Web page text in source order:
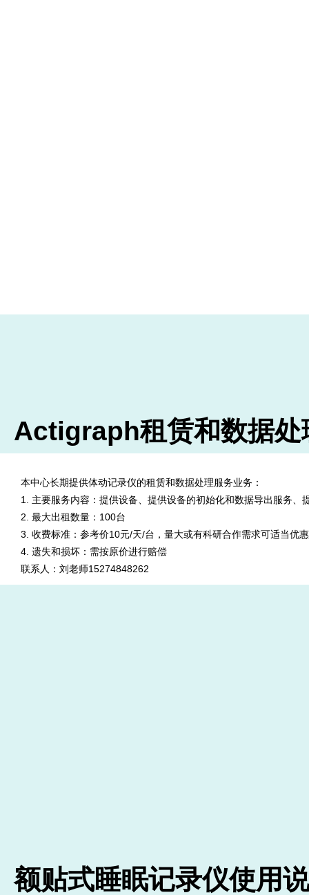
Actigraph租赁和数据处
本中心长期提供体动记录仪的租赁和数据处理服务业务：
1. 主要服务内容：提供设备、提供设备的初始化和数据导出服务、
2. 最大出租数量：100台
3. 收费标准：参考价10元/天/台，量大或有科研合作需求可适当优惠
4. 遗失和损坏：需按原价进行赔偿
联系人：刘老师15274848262
额贴式睡眠记录仪使用